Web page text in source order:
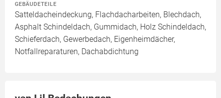
GEBÄUDETEILE
Satteldacheindeckung, Flachdacharbeiten, Blechdach,
Asphalt Schindeldach, Gummidach, Holz Schindeldach,
Schieferdach, Gewerbedach, Eigenheimdächer,
Notfallreparaturen, Dachabdichtung